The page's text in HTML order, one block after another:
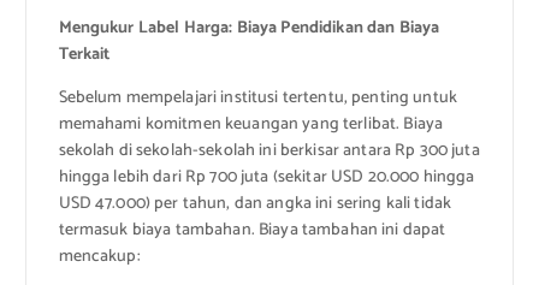
Mengukur Label Harga: Biaya Pendidikan dan Biaya
Terkait
Sebelum mempelajari institusi tertentu, penting untuk
memahami komitmen keuangan yang terlibat. Biaya
sekolah di sekolah-sekolah ini berkisar antara Rp 300 juta
hingga lebih dari Rp 700 juta (sekitar USD 20.000 hingga
USD 47.000) per tahun, dan angka ini sering kali tidak
termasuk biaya tambahan. Biaya tambahan ini dapat
mencakup: